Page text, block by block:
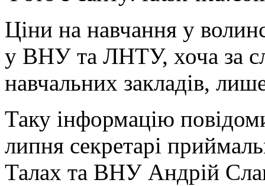
Ціни на навчання у
у ВНУ та ЛНТУ, хоча за
навчальних закладів,
Таку інформацію
липня секретарі
Талах та ВНУ Андрій